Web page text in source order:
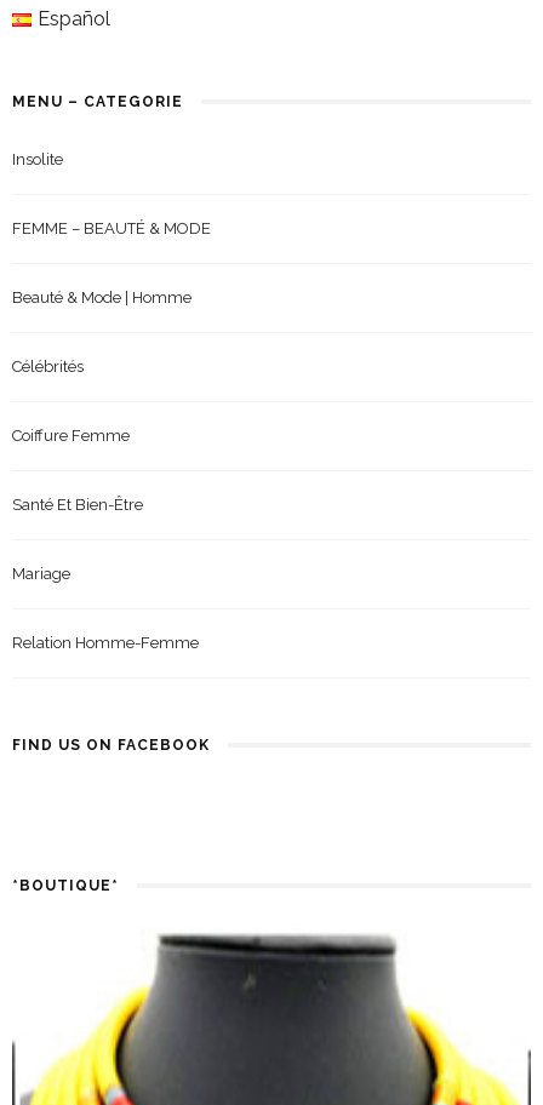
Español
MENU – CATEGORIE
Insolite
FEMME – BEAUTÉ & MODE
Beauté & Mode | Homme
Célébrités
Coiffure Femme
Santé Et Bien-Être
Mariage
Relation Homme-Femme
FIND US ON FACEBOOK
*BOUTIQUE*